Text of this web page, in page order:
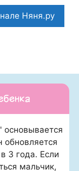
Няня.ру
основывается
обновляется
3 года. Если
мальчик,